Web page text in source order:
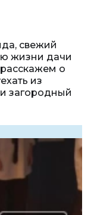
свежий
жизни дачи
о
из
загородный